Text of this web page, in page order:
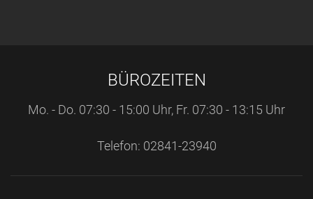
BÜROZEITEN
Mo. - Do. 07:30 - 15:00 Uhr, Fr. 07:30 - 13:15 Uhr
Telefon: 02841-23940